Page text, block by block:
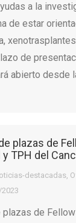
a la
de estar
de
abierto desde
plazas de
TPH del
destacadas,
plazas de